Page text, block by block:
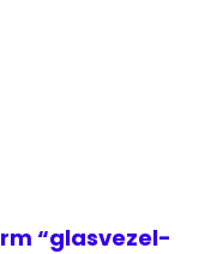
“glasvezel-